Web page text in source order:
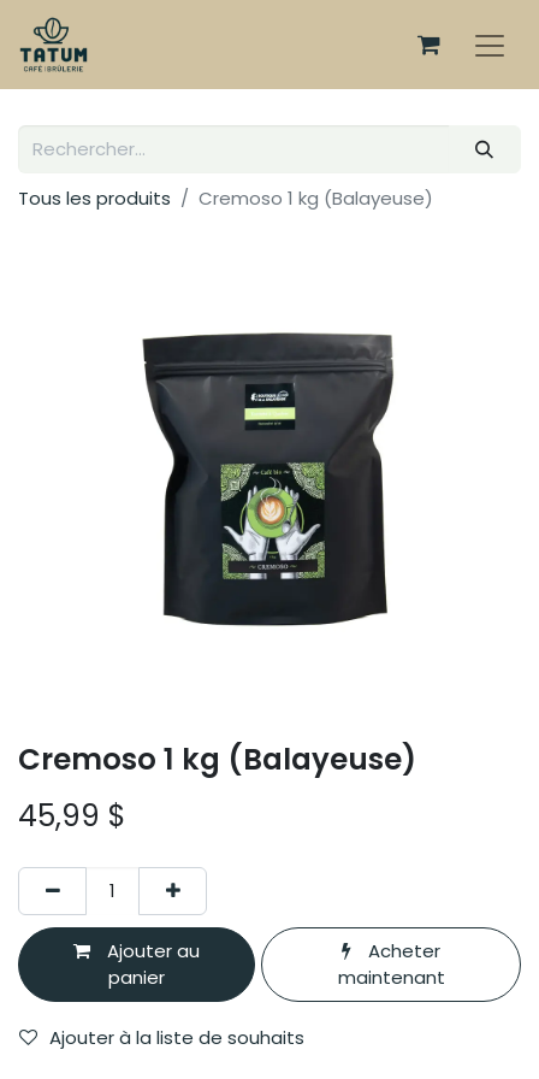
Tous les produits Cremoso 1 kg (Balayeuse)
Cremoso 1 kg (Balayeuse)
45,99 $
Ajouter au
panier
Acheter
maintenant
Ajouter à la liste de souhaits